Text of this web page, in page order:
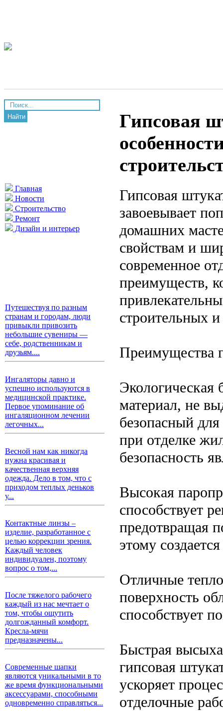
Найти
Главная
Новости
Строительство
Ремонт
Дизайн и интерьер
Путешествуя по разным
странам и городам, люди
привыкли привозить
небольшие сувениры —
себе, родственникам и
друзьям....
Ингаляторы давно и
успешно используются в
медицинской практике.
Первое упоминание об
ингаляционном лечении
легочных...
Весной нам как никогда
нужна красивая и
качественная верхняя
одежда. Дело в том, что с
приходом теплых деньков
у...
Контактные линзы –
изделие, разработанное с
целью коррекции зрения.
Каждый человек
индивидуален, поэтому
вопрос о том,...
После тяжелого рабочего
каждый из нас мечтает о
том, чтобы ощутить
долгожданный комфорт.
Кресла-мячи
предназначены...
Современные шапки
являются уникальными в то
же время функциональными
аксессуарами, способными
одновременно справляться...
Гипсовая
Гипсовая
завоевывает
домашних
свойствам и
современное
преимуществ,
строительных
Преимущества
материал, не
безопасный
при отделке
безопасность
Высокая
способствует
предотвращая
этому
Отличные
поверхность
способствует
Быстрая
гипсовая
ускоряет
отделочные